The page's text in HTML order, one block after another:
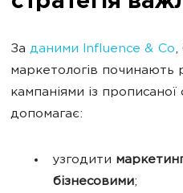
За даними Influence & Co,
маркетологів
кампаніями із прописаної
допомагає:
узгодити
бізнесовими;